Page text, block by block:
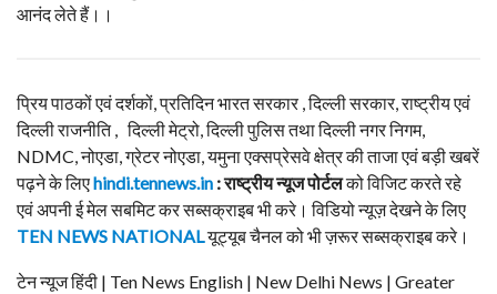
आनंद लेते हैं।।
प्रिय पाठकों एवं दर्शकों, प्रतिदिन भारत सरकार , दिल्ली सरकार, राष्ट्रीय एवं
दिल्ली राजनीति , दिल्ली मेट्रो, दिल्ली पुलिस तथा दिल्ली नगर निगम,
NDMC, नोएडा, ग्रेटर नोएडा, यमुना एक्सप्रेसवे क्षेत्र की ताजा एवं बड़ी खबरें
पढ़ने के लिएhindi.tennews.in : राष्ट्रीय न्यूज पोर्टलको विजिट करते रहे
एवं अपनी ई मेल सबमिट कर सब्सक्राइब भी करे। विडियो न्यूज़ देखने के लिए
TEN NEWS NATIONALयूट्यूब चैनल को भी ज़रूर सब्सक्राइब करे।
टेन न्यूज हिंदी | Ten News English | New Delhi News | Greater